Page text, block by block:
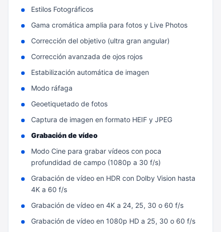
Estilos Fotográficos
Gama cromática amplia para fotos y Live Photos
Corrección del objetivo (ultra gran angular)
Corrección avanzada de ojos rojos
Estabilización automática de imagen
Modo ráfaga
Geoetiquetado de fotos
Captura de imagen en formato HEIF y JPEG
Grabación de vídeo
Modo Cine para grabar vídeos con poca
profundidad de campo (1080p a 30 f/s)
Grabación de vídeo en HDR con Dolby Vision hasta
4K a 60 f/s
Grabación de vídeo en 4K a 24, 25, 30 o 60 f/s
Grabación de vídeo en 1080p HD a 25, 30 o 60 f/s